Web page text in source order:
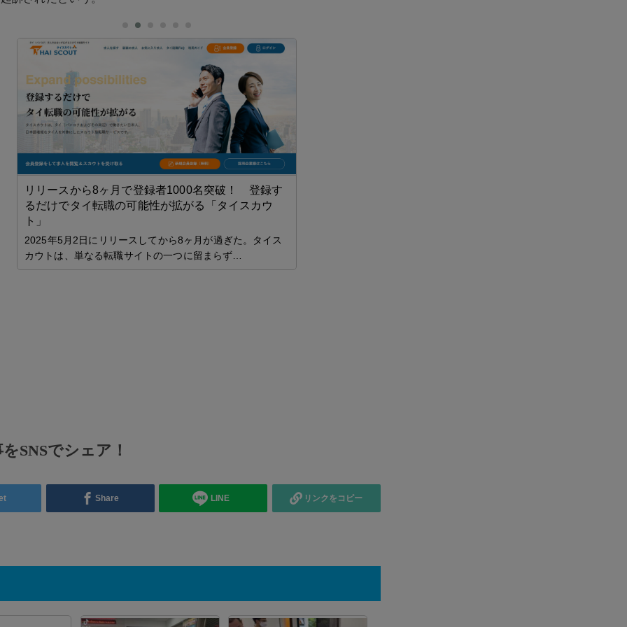
リリースから8ヶ月で登録者1000名突破！ 登録す
るだけでタイ転職の可能性が拡がる「タイスカウ
ト」
2025年5月2日にリリースしてから8ヶ月が過ぎた。タイス
カウトは、単なる転職サイトの一つに留まらず…
SNSでシェア！
Share LINE リンクをコピー